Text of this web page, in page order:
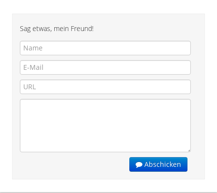
Sag etwas, mein Freund!
Abschicken